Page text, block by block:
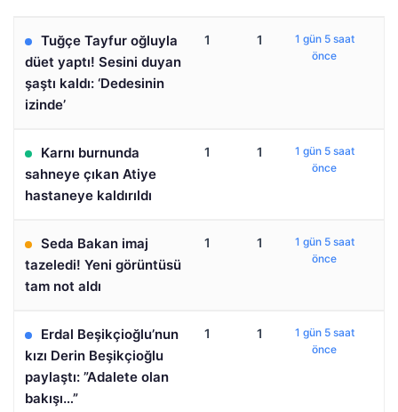
Tuğçe Tayfur oğluyla
düet yaptı! Sesini duyan
şaştı kaldı: ‘Dedesinin
izinde’
1 1
1 gün 5 saat
önce
Karnı burnunda
sahneye çıkan Atiye
hastaneye kaldırıldı
1 1
1 gün 5 saat
önce
Seda Bakan imaj
tazeledi! Yeni görüntüsü
tam not aldı
1 1
1 gün 5 saat
önce
Erdal Beşikçioğlu’nun
kızı Derin Beşikçioğlu
paylaştı: ”Adalete olan
bakışı…”
1 1
1 gün 5 saat
önce